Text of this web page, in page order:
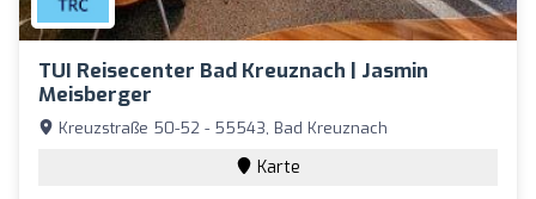
TUI Reisecenter Bad Kreuznach | Jasmin
Meisberger
Kreuzstraße 50-52 - 55543, Bad Kreuznach
Karte